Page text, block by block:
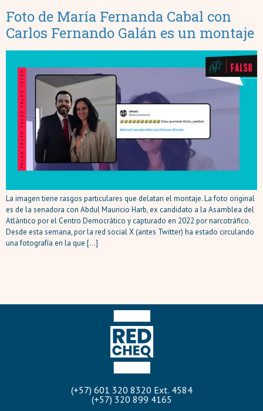
Foto de María Fernanda Cabal con
Carlos Fernando Galán es un montaje
La imagen tiene rasgos particulares que delatan el montaje. La foto original
es de la senadora con Abdul Mauricio Harb, ex candidato a la Asamblea del
Atlántico por el Centro Democrático y capturado en 2022 por narcotráfico.
Desde esta semana, por la red social X (antes Twitter) ha estado circulando
una fotografía en la que […]
(+57) 601 320 8320 Ext. 4584
(+57) 320 899 4165